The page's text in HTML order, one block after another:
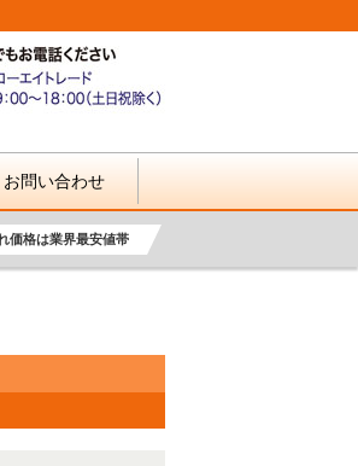
お問い合わせ
価格は業界最安値帯